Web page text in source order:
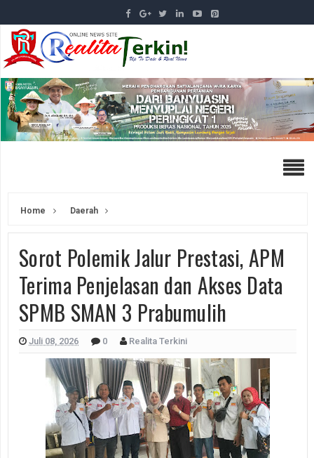
Home Daerah
Sorot Polemik Jalur Prestasi, APM
Terima Penjelasan dan Akses Data
SPMB SMAN 3 Prabumulih
Juli 08, 2026 0 Realita Terkini